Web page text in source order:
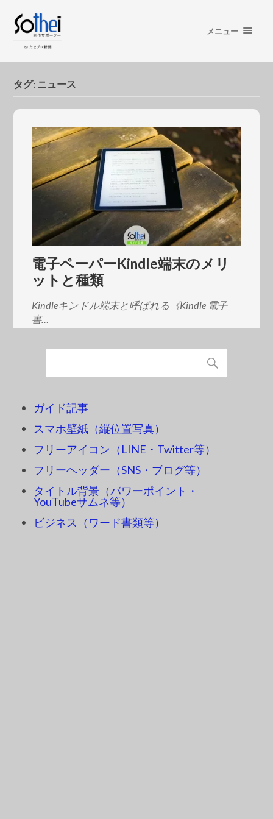
メニュー
タグ: ニュース
電子ペーパーKindle端末のメリ
ットと種類
Kindleキンドル端末と呼ばれる《Kindle 電子
書…
ガイド記事
スマホ壁紙（縦位置写真）
フリーアイコン（LINE・Twitter等）
フリーヘッダー（SNS・ブログ等）
タイトル背景（パワーポイント・
YouTubeサムネ等）
ビジネス（ワード書類等）